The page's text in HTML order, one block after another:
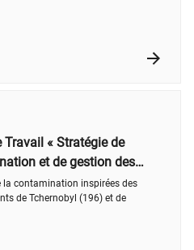
Travail « Stratégie de
et de gestion des
la contamination inspirées des
de Tchernobyl (196) et de